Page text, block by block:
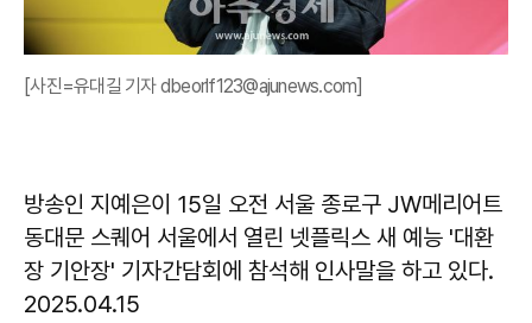
[사진=유대길 기자 dbeorlf123@ajunews.com]
방송인 지예은이 15일 오전 서울 종로구 JW메리어트
동대문 스퀘어 서울에서 열린 넷플릭스 새 예능 '대환
장 기안장' 기자간담회에 참석해 인사말을 하고 있다.
2025.04.15